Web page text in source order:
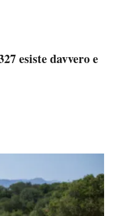
esiste davvero e